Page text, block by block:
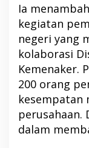
Ia
kegiatan
negeri yang
kolaborasi
Kemenaker.
200 orang
kesempatan
perusahaan.
dalam